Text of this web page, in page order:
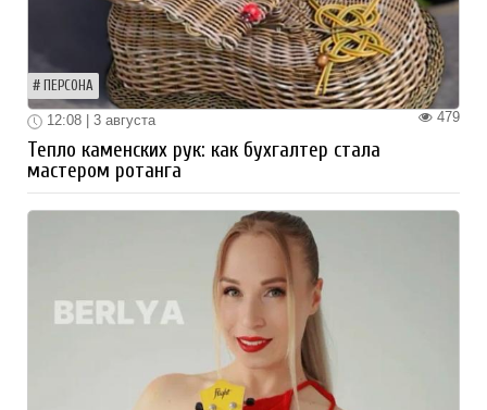
ПЕРСОНА
479
12:08 | 3 августа
Тепло каменских рук: как бухгалтер стала
мастером ротанга